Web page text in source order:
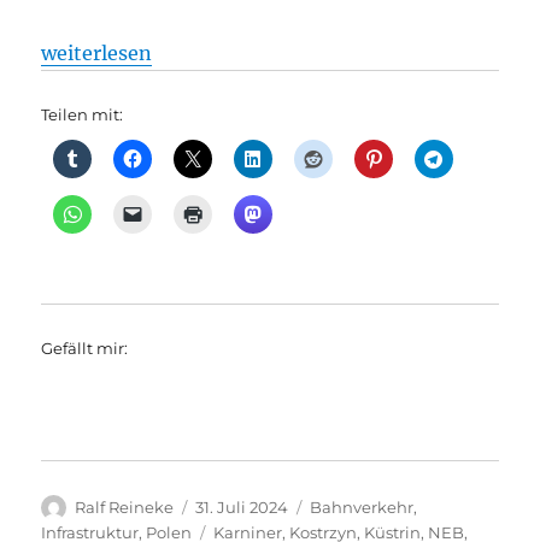
„Bahnverkehr: Oder-Brücke: Freundschaftsbeweis
weiterlesen
Teilen mit:
Gefällt mir:
Autor
Ralf Reineke
Veröffentlicht
am
31. Juli 2024 Kategorien
Bahnverkehr,
Infrastruktur, Polen Schlagwörter
Karniner, Kostrzyn, Küstrin, NEB,